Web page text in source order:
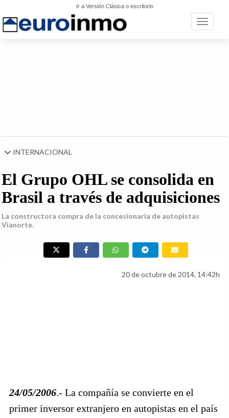
Ir a Versión Clásica o escritorio
Toggle
INTERNACIONAL
El Grupo OHL se consolida en
Brasil a través de adquisiciones
La constructora compra de la concesionaria de autopistas
Vianorte.
20 de octubre de 2014, 14:42h
24/05/2006.- La compañía se convierte en el
primer inversor extranjero en autopistas en el país